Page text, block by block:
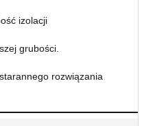
izolacji
grubości.
rozwiązania